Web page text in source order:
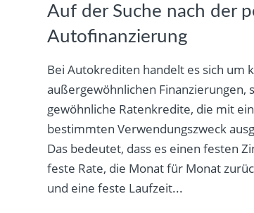
Auf der Suche nach der
Autofinanzierung
Bei Autokrediten handelt es sich um
außergewöhnlichen Finanzierungen,
gewöhnliche Ratenkredite, die mit
bestimmten Verwendungszweck
Das bedeutet, dass es einen festen
feste Rate, die Monat für Monat
und eine feste Laufzeit...